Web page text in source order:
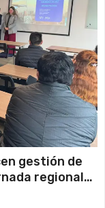
gestión de
regional
y ANDESS